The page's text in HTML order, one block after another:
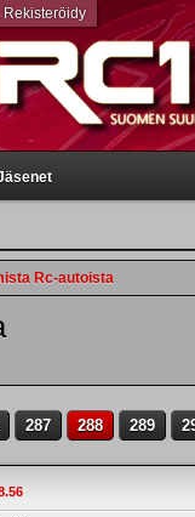
Rekisteröidy
Rc-autoista
287 288 289